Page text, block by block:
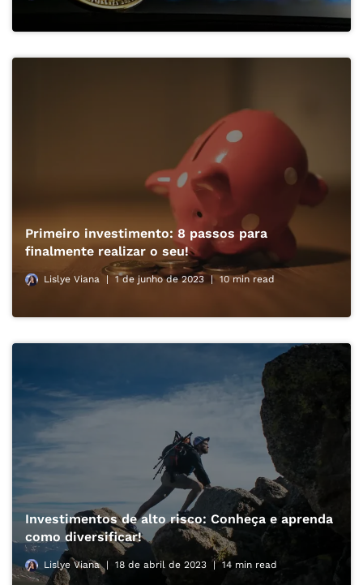
Primeiro investimento: 8 passos para
finalmente realizar o seu!
Lislye Viana 1 de junho de 2023 10 min read
Investimentos de alto risco: Conheça e aprenda
como diversificar!
Lislye Viana 18 de abril de 2023 14 min read